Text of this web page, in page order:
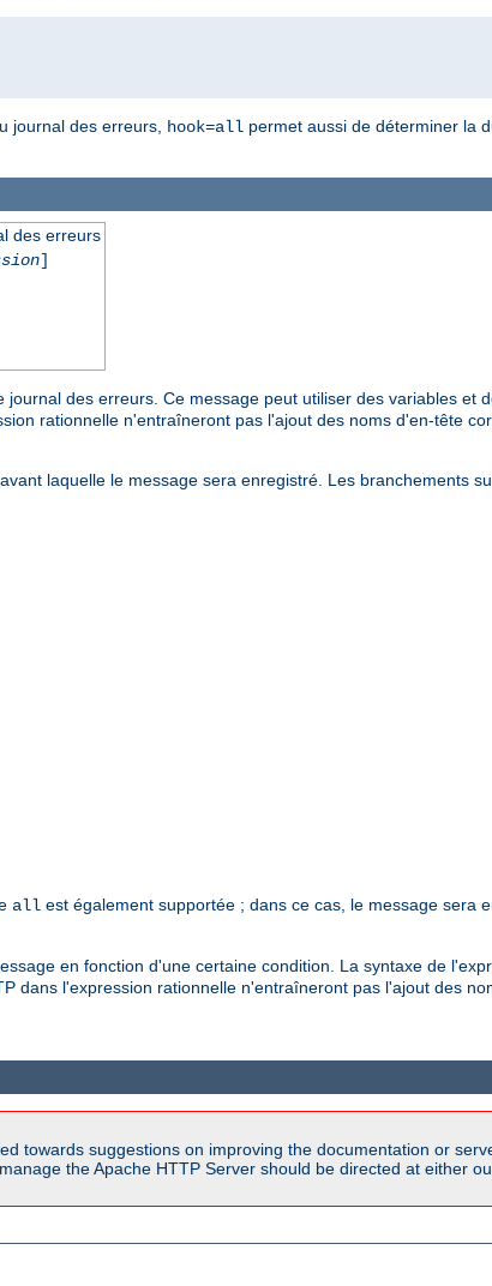
journal des erreurs, hook=all permet aussi de déterminer la
des erreurs
]
des erreurs. Ce message peut utiliser des variables et
rationnelle n'entraîneront pas l'ajout des noms d'en-tête
laquelle le message sera enregistré. Les branchements
all est également supportée ; dans ce cas, le message sera
en fonction d'une certaine condition. La syntaxe de
dans l'expression rationnelle n'entraîneront pas l'ajout des
towards suggestions on improving the documentation or
the Apache HTTP Server should be directed at either